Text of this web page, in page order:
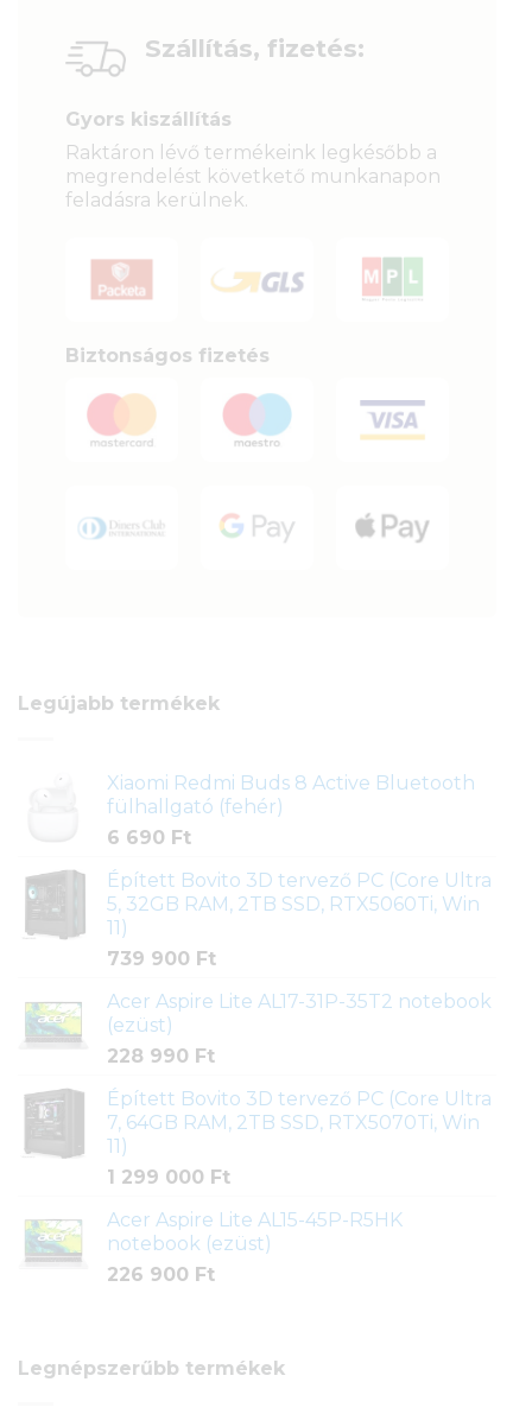
Szállítás, fizetés:
Gyors kiszállítás
Raktáron lévő termékeink legkésőbb a
megrendelést követkető munkanapon
feladásra kerülnek.
Biztonságos fizetés
Legújabb termékek
Xiaomi Redmi Buds 8 Active Bluetooth
fülhallgató (fehér)
6 690 Ft
Épített Bovito 3D tervező PC (Core Ultra
5, 32GB RAM, 2TB SSD, RTX5060Ti, Win
11)
739 900 Ft
Acer Aspire Lite AL17-31P-35T2 notebook
(ezüst)
228 990 Ft
Épített Bovito 3D tervező PC (Core Ultra
7, 64GB RAM, 2TB SSD, RTX5070Ti, Win
11)
1 299 000 Ft
Acer Aspire Lite AL15-45P-R5HK
notebook (ezüst)
226 900 Ft
Legnépszerűbb termékek